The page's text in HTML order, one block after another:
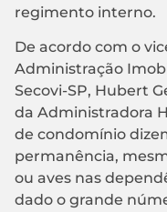
regimento interno.
De acordo com o
Administração
Secovi-SP, Hubert
da Administradora
de condomínio
permanência,
ou aves nas
dado o grande